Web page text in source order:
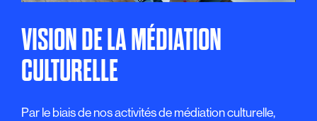
VISION DE LA MÉDIATION
CULTURELLE
Par le biais de nos activités de médiation culturelle,